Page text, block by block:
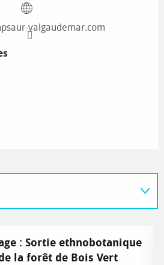
valgaudemar.com
: Sortie ethnobotanique
la forêt de Bois Vert